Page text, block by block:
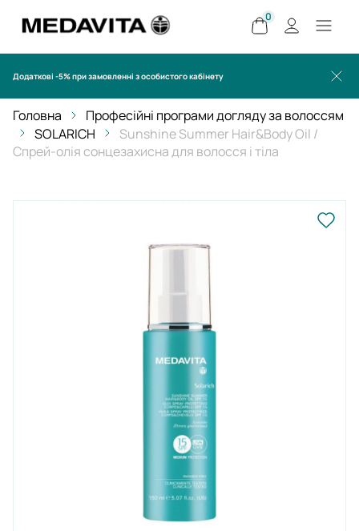
0
Додаткові -5% при замовленні з особистого кабінету
Головна
Професійні програми догляду за волоссям
SOLARICH
Sunshine Summer Hair&Body Oil /
Спрей-олія сонцезахисна для волосся і тіла